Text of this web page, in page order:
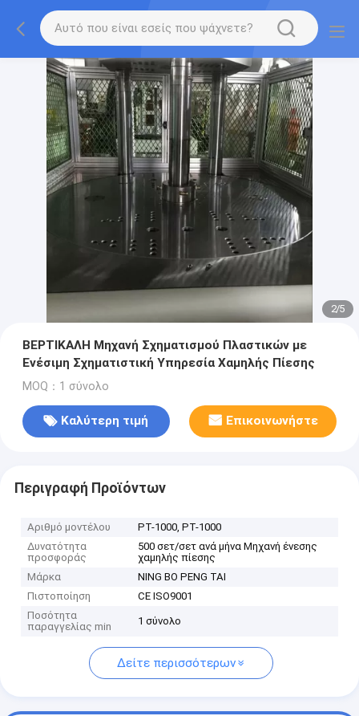
2/5
ΒΕΡΤΙΚΑΛΗ Μηχανή Σχηματισμού Πλαστικών με
Ενέσιμη Σχηματιστική Υπηρεσία Χαμηλής Πίεσης
MOQ：1 σύνολο
Καλύτερη τιμή Επικοινωνήστε
Περιγραφή Προϊόντων
Αριθμό μοντέλου
PT-1000, PT-1000
Δυνατότητα
προσφοράς
500 σετ/σετ ανά μήνα Μηχανή ένεσης
χαμηλής πίεσης
Μάρκα
NING BO PENG TAI
Πιστοποίηση
CE ISO9001
Ποσότητα
παραγγελίας min
1 σύνολο
Δείτε περισσότερων